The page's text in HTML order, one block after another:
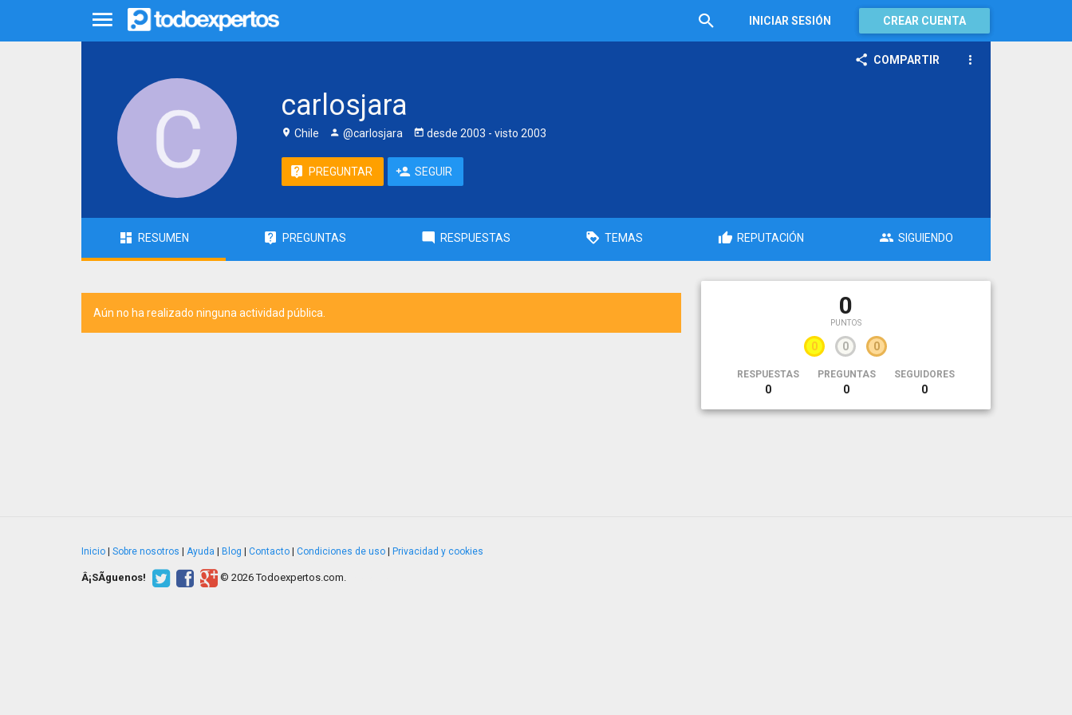
INICIAR SESIÓN CREAR CUENTA
COMPARTIR
carlosjara
Chile @carlosjara desde 2003 - visto 2003
PREGUNTAR SEGUIR
RESUMEN PREGUNTAS RESPUESTAS TEMAS REPUTACIÓN SIGUIENDO
Aún no ha realizado ninguna actividad pública. 0
PUNTOS
0 0 0
RESPUESTAS
0
PREGUNTAS
0
SEGUIDORES
0
Inicio Sobre nosotros Ayuda Blog Contacto Condiciones de uso Privacidad y cookies
Â¡SÃ­guenos! © 2026 Todoexpertos.com.